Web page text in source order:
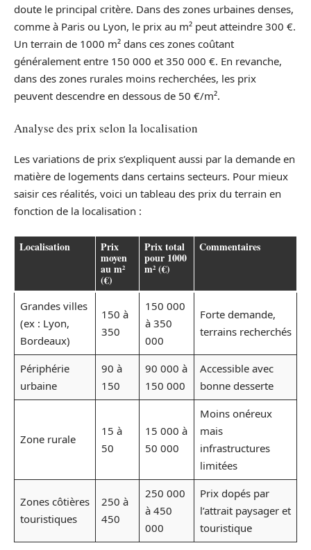
doute le principal critère. Dans des zones urbaines denses,
comme à Paris ou Lyon, le prix au m² peut atteindre 300 €.
Un terrain de 1000 m² dans ces zones coûtant
généralement entre 150 000 et 350 000 €. En revanche,
dans des zones rurales moins recherchées, les prix
peuvent descendre en dessous de 50 €/m².
Analyse des prix selon la localisation
Les variations de prix s’expliquent aussi par la demande en
matière de logements dans certains secteurs. Pour mieux
saisir ces réalités, voici un tableau des prix du terrain en
fonction de la localisation :
Localisation Prix
moyen
au m²
(€)
Prix total
pour 1000
m² (€)
Commentaires
Grandes villes
(ex : Lyon,
Bordeaux)
150 à
350
150 000
à 350
000
Forte demande,
terrains recherchés
Périphérie
urbaine
90 à
150
90 000 à
150 000
Accessible avec
bonne desserte
Zone rurale
15 à
50
15 000 à
50 000
Moins onéreux
mais
infrastructures
limitées
Zones côtières
touristiques
250 à
450
250 000
à 450
000
Prix dopés par
l’attrait paysager et
touristique